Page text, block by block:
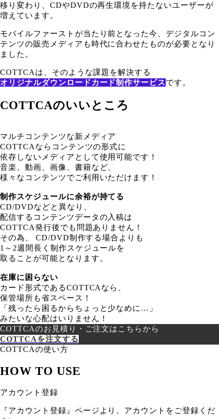
移り変わり、CDやDVDの再生環境を持たないユーザーが
増えています。
モバイルファーストが当たり前となった今、デジタルコン
テンツの販売メディアも時代に合わせたものが必要となり
ました。
COTTCAは、そのような課題を解決する
オリジナルダウンロードカード制作サービスです。
COTTCAのいいところ
マルチコンテンツな新メディア
COTTCAならコンテンツの形式に
依存しないメディアとして使用可能です！
音楽、動画、画像、書籍など、
様々なコンテンツでご利用いただけます！
制作スケジュールに余裕が持てる
CD/DVDなどと異なり、
配信するコンテンツデータの入稿は
COTTCA発行後でも問題ありません！
その為、 CD/DVD制作する場合よりも
1～2週間長く制作スケジュールを
取ることが可能となります。
在庫に困らない
カード形式であるCOTTCAなら、
保管場所も省スペース！
「残ったら困るからちょっと少なめに…」
みたいな心配はいりません！
COTTCAのお見積り・ご注文はこちらから
COTTCAを注文する
COTTCAの使い方
HOW TO USE
アカウント登録
『アカウント登録』ページより、アカウントをご登録くだ